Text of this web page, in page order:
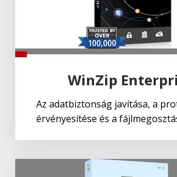
WinZip
Az adatbiztonság javítása, a
érvényesítése és a